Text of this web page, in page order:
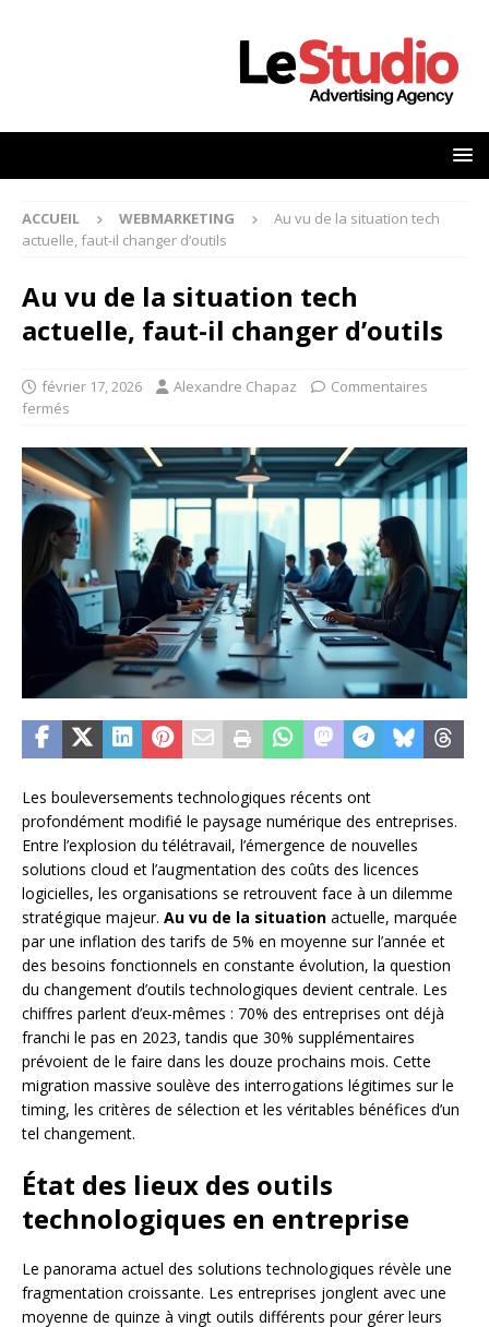
ACCUEIL WEBMARKETING
Au vu de la situation tech
actuelle, faut-il changer d’outils
Au vu de la situation tech
actuelle, faut-il changer d’outils
février 17, 2026 Alexandre Chapaz
Commentaires
fermés
Les bouleversements technologiques récents ont
profondément modifié le paysage numérique des entreprises.
Entre l’explosion du télétravail, l’émergence de nouvelles
solutions cloud et l’augmentation des coûts des licences
logicielles, les organisations se retrouvent face à un dilemme
stratégique majeur. Au vu de la situation actuelle, marquée
par une inflation des tarifs de 5% en moyenne sur l’année et
des besoins fonctionnels en constante évolution, la question
du changement d’outils technologiques devient centrale. Les
chiffres parlent d’eux-mêmes : 70% des entreprises ont déjà
franchi le pas en 2023, tandis que 30% supplémentaires
prévoient de le faire dans les douze prochains mois. Cette
migration massive soulève des interrogations légitimes sur le
timing, les critères de sélection et les véritables bénéfices d’un
tel changement.
État des lieux des outils
technologiques en entreprise
Le panorama actuel des solutions technologiques révèle une
fragmentation croissante. Les entreprises jonglent avec une
moyenne de quinze à vingt outils différents pour gérer leurs